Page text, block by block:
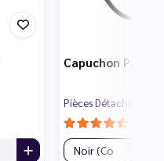
Capuchon Pen
Pièces Détachées